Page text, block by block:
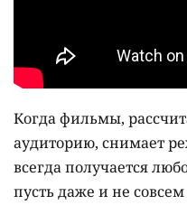
Когда фильмы,
аудиторию, снимает
всегда получается
пусть даже и не